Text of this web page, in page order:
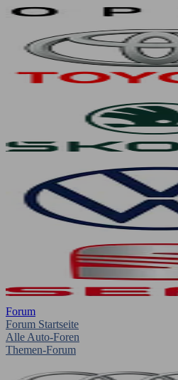
Forum
Forum Startseite
Alle Auto-Foren
Themen-Forum